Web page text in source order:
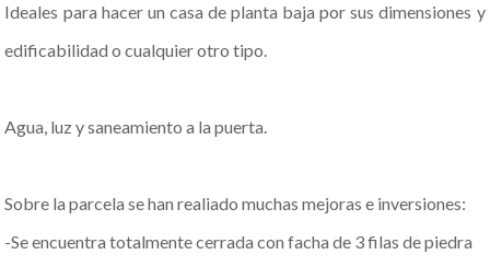
Ideales para hacer un casa de planta baja por sus dimensiones y
edificabilidad o cualquier otro tipo.
Agua, luz y saneamiento a la puerta.
Sobre la parcela se han realiado muchas mejoras e inversiones:
-Se encuentra totalmente cerrada con facha de 3 filas de piedra